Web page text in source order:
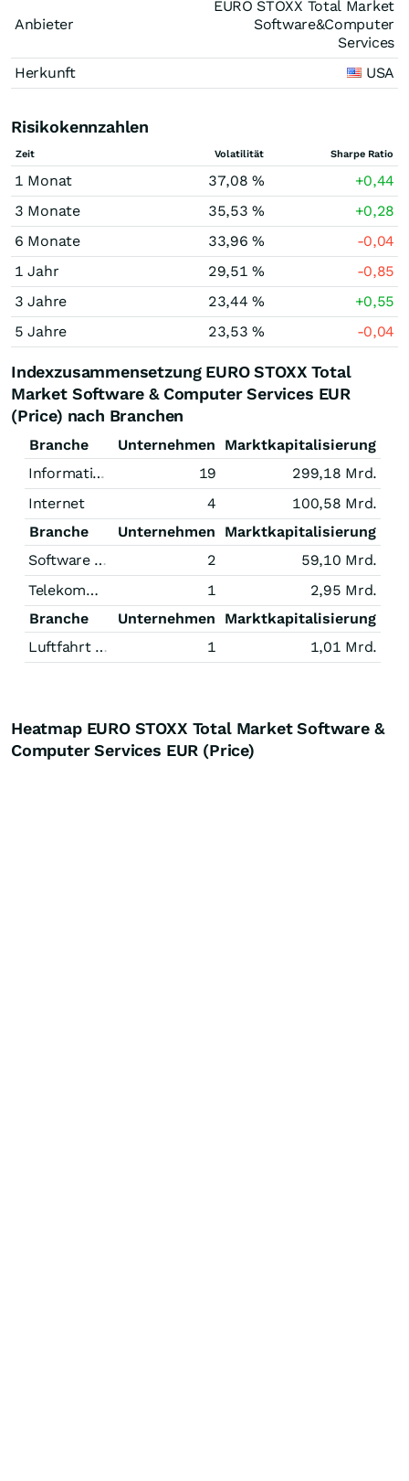
Anbieter
EURO STOXX Total Market
Software&Computer
Services
Herkunft
USA
Risikokennzahlen
Zeit Volatilität Sharpe Ratio
1 Monat 37,08 %
+0,44
3 Monate
35,53 %
+0,28
6 Monate
33,96 %
-0,04
1 Jahr
29,51 %
-0,85
3 Jahre
23,44 %
+0,55
5 Jahre
23,53 % -0,04
Indexzusammensetzung EURO STOXX Total
Market Software & Computer Services EUR
(Price) nach Branchen
Branche Unternehmen
Marktkapitalisierung
Informationstechnologie
19
299,18 Mrd.
Internet
4
100,58 Mrd.
Branche
Unternehmen
Marktkapitalisierung
Software und Internet
2
59,10 Mrd.
Telekommunikation
1
2,95 Mrd.
Branche
Unternehmen
Marktkapitalisierung
Luftfahrt und Raumfahrt
1 1,01 Mrd.
Heatmap EURO STOXX Total Market Software &
Computer Services EUR (Price)